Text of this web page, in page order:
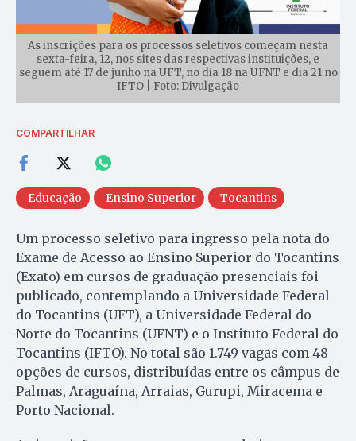
As inscrições para os processos seletivos começam nesta
sexta-feira, 12, nos sites das respectivas instituições, e
seguem até 17 de junho na UFT, no dia 18 na UFNT e dia 21 no
IFTO | Foto: Divulgação
COMPARTILHAR
Educação Ensino Superior Tocantins
Um processo seletivo para ingresso pela nota do
Exame de Acesso ao Ensino Superior do Tocantins
(Exato) em cursos de graduação presenciais foi
publicado, contemplando a Universidade Federal
do Tocantins (UFT), a Universidade Federal do
Norte do Tocantins (UFNT) e o Instituto Federal do
Tocantins (IFTO). No total são 1.749 vagas com 48
opções de cursos, distribuídas entre os câmpus de
Palmas, Araguaína, Arraias, Gurupi, Miracema e
Porto Nacional.